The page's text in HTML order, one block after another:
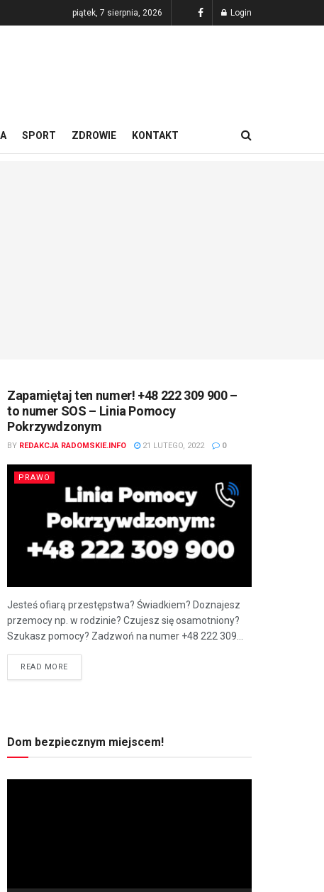
piątek, 7 sierpnia, 2026 Login
SPORT ZDROWIE KONTAKT
Zapamiętaj ten numer! +48 222 309 900 –
to numer SOS – Linia Pomocy
Pokrzywdzonym
BY REDAKCJA RADOMSKIE.INFO 21 LUTEGO, 2022 0
PRAWO
Jesteś ofiarą przestępstwa? Świadkiem? Doznajesz
przemocy np. w rodzinie? Czujesz się osamotniony?
Szukasz pomocy? Zadzwoń na numer +48 222 309...
READ MORE
Dom bezpiecznym miejscem!